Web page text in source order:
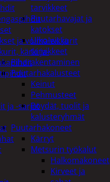
tarvikkeet
Puutarhavajat ja
katokset
Ulko-wc ja
tarvikkeet
Piharakentaminen
Puutarhakalusteet
Keinut
Pehmusteet
Pöydät, tuolit ja
kalusteryhmät
Puutarhakoneet
Kärryt
Metsurin työkalut
Halkomakoneet
Kirveet ja
ja voimaleikkurit
kärki ja-
ja -sarjat